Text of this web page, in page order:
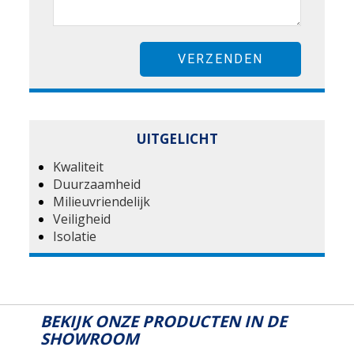
UITGELICHT
Kwaliteit
Duurzaamheid
Milieuvriendelijk
Veiligheid
Isolatie
BEKIJK ONZE PRODUCTEN IN DE
SHOWROOM